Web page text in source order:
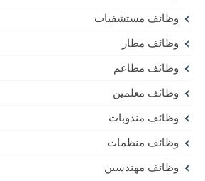
وظائف مستشفيات
وظائف مطار
وظائف مطاعم
وظائف معلمين
وظائف مندوبات
وظائف منظمات
وظائف مهندسين